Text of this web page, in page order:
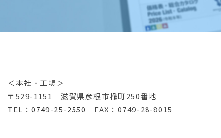
＜本社・工場＞
〒529-1151 滋賀県彦根市楡町250番地
TEL：0749-25-2550 FAX：0749-28-8015